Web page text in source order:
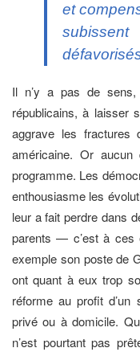
et
Il n’y a pas de
républicains, à laisser
aggrave les fractures
américaine. Or aucun
programme. Les
enthousiasme les
leur a fait perdre dans
parents — c’est à ces
exemple son poste de
ont quant à eux trop
réforme au profit d’un
privé ou à domicile.
n’est pourtant pas